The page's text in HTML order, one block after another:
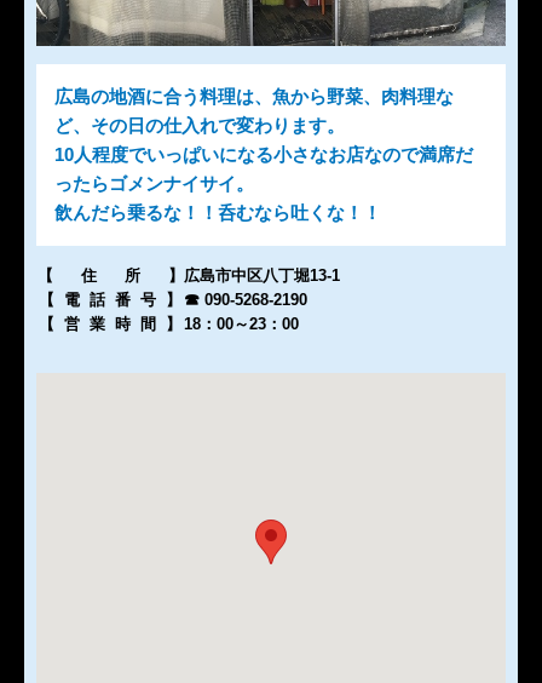
広島の地酒に合う料理は、魚から野菜、肉料理な
ど、その日の仕入れで変わります。
10人程度でいっぱいになる小さなお店なので満席だ
ったらゴメンナイサイ。
飲んだら乗るな！！呑むなら吐くな！！
【住所 】 広島市中区八丁堀13-1
【電話番号
】
☎ 090-5268-2190
【営業時間
】 18：00～23：00